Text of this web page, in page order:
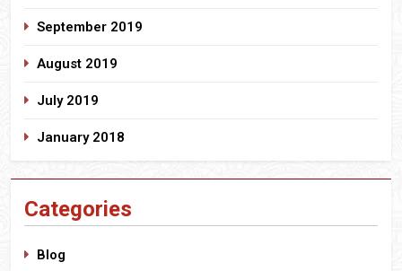
September 2019
August 2019
July 2019
January 2018
Categories
Blog